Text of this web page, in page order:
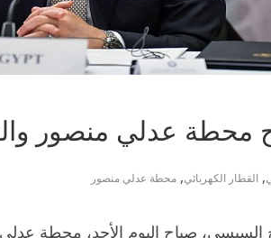
محطة عدلي منصور
, القطار الكهربائي, محطة عدلي منصور
السيسي، صباح اليوم الأحد، محطة